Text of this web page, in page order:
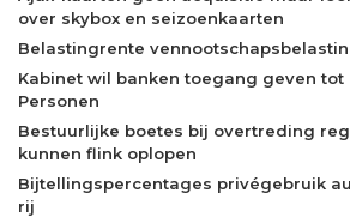
over skybox en seizoenkaarten
Belastingrente
Kabinet wil banken toegang geven
Personen
Bestuurlijke boetes bij overtreding
kunnen flink oplopen
Bijtellingspercentages privégebruik
rij